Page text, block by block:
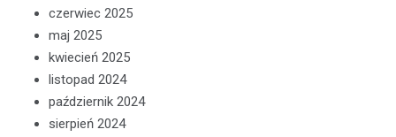
czerwiec 2025
maj 2025
kwiecień 2025
listopad 2024
październik 2024
sierpień 2024